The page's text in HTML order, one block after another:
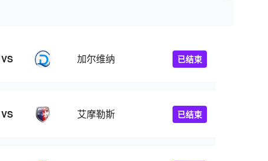
VS 加尔维纳 已结束
VS 艾摩勒斯 已结束